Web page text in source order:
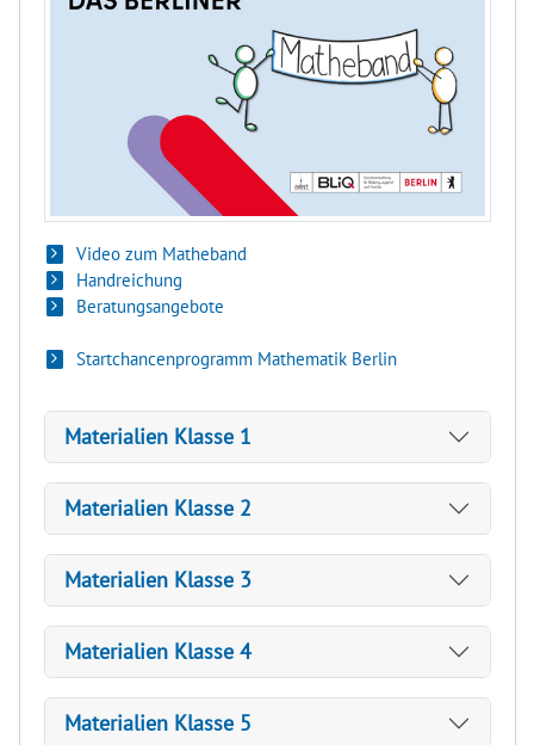
Video zum Matheband
Handreichung
Beratungsangebote
Startchancenprogramm Mathematik Berlin
Materialien Klasse 1
Materialien Klasse 2
Materialien Klasse 3
Materialien Klasse 4
Materialien Klasse 5